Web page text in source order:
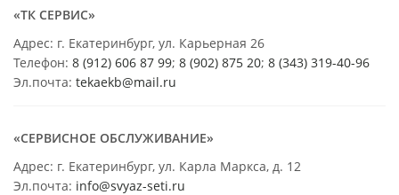
«ТК СЕРВИС»
Адрес: г. Екатеринбург, ул. Карьерная 26
Телефон: 8 (912) 606 87 99; 8 (902) 875 20; 8 (343) 319-40-96
Эл.почта: tekaekb@mail.ru
«СЕРВИСНОЕ ОБСЛУЖИВАНИЕ»
Адрес: г. Екатеринбург, ул. Карла Маркса, д. 12
Эл.почта: info@svyaz-seti.ru